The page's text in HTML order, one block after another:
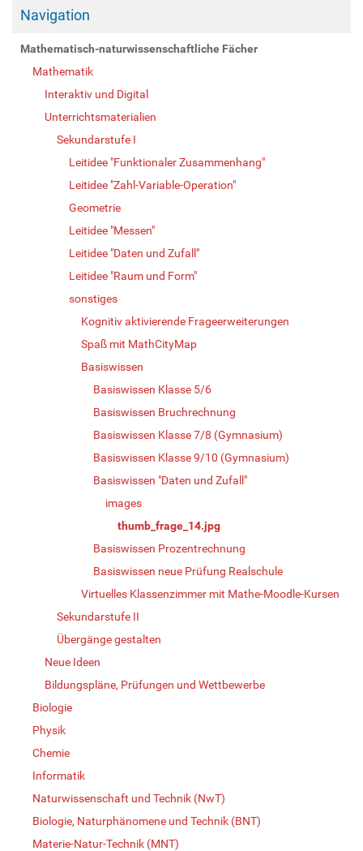
Navigation
Mathematisch-naturwissenschaftliche Fächer
Mathematik
Interaktiv und Digital
Unterrichtsmaterialien
Sekundarstufe I
Leitidee "Funktionaler Zusammenhang"
Leitidee "Zahl-Variable-Operation"
Geometrie
Leitidee "Messen"
Leitidee "Daten und Zufall"
Leitidee "Raum und Form"
sonstiges
Kognitiv aktivierende Frageerweiterungen
Spaß mit MathCityMap
Basiswissen
Basiswissen Klasse 5/6
Basiswissen Bruchrechnung
Basiswissen Klasse 7/8 (Gymnasium)
Basiswissen Klasse 9/10 (Gymnasium)
Basiswissen "Daten und Zufall"
images
thumb_frage_14.jpg
Basiswissen Prozentrechnung
Basiswissen neue Prüfung Realschule
Virtuelles Klassenzimmer mit Mathe-Moodle-Kursen
Sekundarstufe II
Übergänge gestalten
Neue Ideen
Bildungspläne, Prüfungen und Wettbewerbe
Biologie
Physik
Chemie
Informatik
Naturwissenschaft und Technik (NwT)
Biologie, Naturphänomene und Technik (BNT)
Materie-Natur-Technik (MNT)